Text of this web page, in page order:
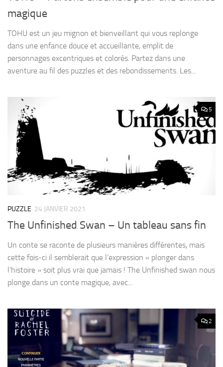
magique
TOHU est un jeu mignon et bienveillant qui vous replonge
dans une enfance douce et accueillante, emplit de
personnages excentriques et colorés. Partez dans une
aventure au fil des puzzles et des rebondissements. Les...
5
PUZZLE 24 JANVIER 2021
The Unfinished Swan – Un tableau sans fin
Un conte se raconte de plusieurs manières différentes, mais
cette fois-ci il semblerait que l’expression « plonger dans
l’histoire » soit plus vrai que jamais ! The Unfinished swan nous
plonge dans un conte magique, avec...
2